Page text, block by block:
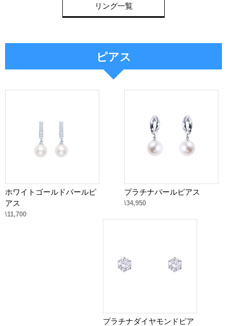
リング一覧
ピアス
ホワイトゴールドパールピ
アス
\11,700
プラチナパールピアス
\34,950
プラチナダイヤモンドピア